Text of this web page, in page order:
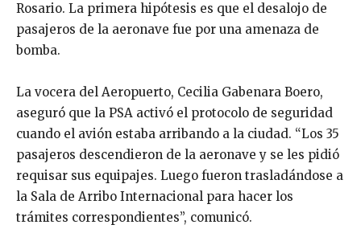
Rosario. La primera hipótesis es que el desalojo de
pasajeros de la aeronave fue por una amenaza de
bomba.
La vocera del Aeropuerto, Cecilia Gabenara Boero,
aseguró que la PSA activó el protocolo de seguridad
cuando el avión estaba arribando a la ciudad. “Los 35
pasajeros descendieron de la aeronave y se les pidió
requisar sus equipajes. Luego fueron trasladándose a
la Sala de Arribo Internacional para hacer los
trámites correspondientes”, comunicó.